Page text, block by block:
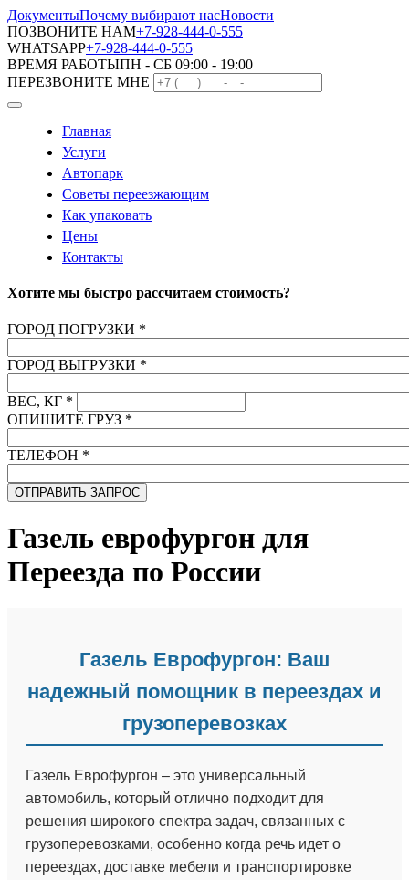
ДокументыПочему выбирают насНовости
ПОЗВОНИТЕ НАМ+7-928-444-0-555
WHATSAPP+7-928-444-0-555
ВРЕМЯ РАБОТЫПН - СБ 09:00 - 19:00
ПЕРЕЗВОНИТЕ МНЕ
Главная
Услуги
Автопарк
Советы переезжающим
Как упаковать
Цены
Контакты
Хотите мы быстро рассчитаем стоимость?
ГОРОД ПОГРУЗКИ *
ГОРОД ВЫГРУЗКИ *
ВЕС, КГ *
ОПИШИТЕ ГРУЗ *
ТЕЛЕФОН *
Газель еврофургон для
Переезда по России
Газель Еврофургон: Ваш
надежный помощник в переездах и
грузоперевозках
Газель Еврофургон – это универсальный
автомобиль, который отлично подходит для
решения широкого спектра задач, связанных с
грузоперевозками, особенно когда речь идет о
переездах, доставке мебели и транспортировке